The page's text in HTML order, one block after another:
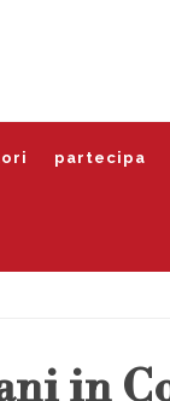
partecipa
in